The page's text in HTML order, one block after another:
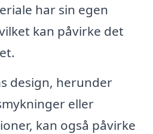
har sin egen
kan påvirke det
design, herunder
eller
kan også påvirke